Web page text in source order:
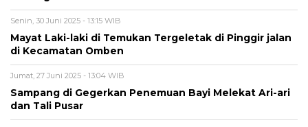
Senin, 30 Juni 2025 - 13:15 WIB
Mayat Laki-laki di Temukan Tergeletak di Pinggir jalan
di Kecamatan Omben
Jumat, 27 Juni 2025 - 13:04 WIB
Sampang di Gegerkan Penemuan Bayi Melekat Ari-ari
dan Tali Pusar